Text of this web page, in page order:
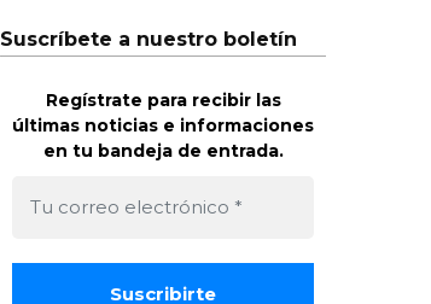
Suscríbete a nuestro boletín
Regístrate para recibir las
últimas noticias e informaciones
en tu bandeja de entrada.